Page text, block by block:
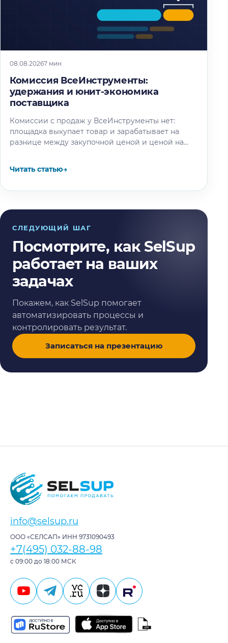
08.08.20267 мин
Комиссия ВсеИнструменты:
удержания и юнит-экономика
поставщика
Комиссии с продаж у ВсеИнструменты нет:
площадка выкупает товар и зарабатывает на
разнице между закупочной ценой и ценой на
Читать статью→
СЛЕДУЮЩИЙ ШАГ
Посмотрите, как SelSup
работает на ваших
задачах
Покажем, как SelSup помогает
автоматизировать процессы и
контролировать результат.
Записаться на презентацию
info@selsup.ru
ООО «СЕЛСАП» ИНН 9731090493
+7(495) 032-88-98
с 09:00 до 18:00 МСК